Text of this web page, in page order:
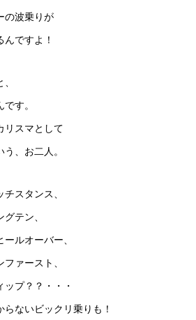
の波乗りが
ですよ！
す。
リスマとして
、お二人。
スタンス、
テン、
ルオーバー、
ァースト、
プ？？・・・
ないビックリ乗りも！